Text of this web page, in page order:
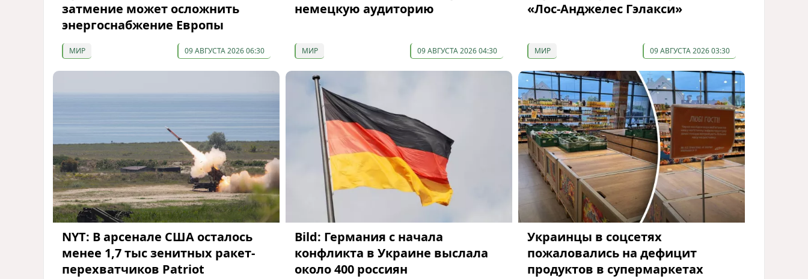
затмение может осложнить
энергоснабжение Европы
МИР 09 АВГУСТА 2026 06:30
немецкую аудиторию
МИР 09 АВГУСТА 2026 04:30
«Лос-Анджелес Гэлакси»
МИР 09 АВГУСТА 2026 03:30
NYT: В арсенале США осталось
менее 1,7 тыс зенитных ракет-
перехватчиков Patriot
Bild: Германия с начала
конфликта в Украине выслала
около 400 россиян
Украинцы в соцсетях
пожаловались на дефицит
продуктов в супермаркетах